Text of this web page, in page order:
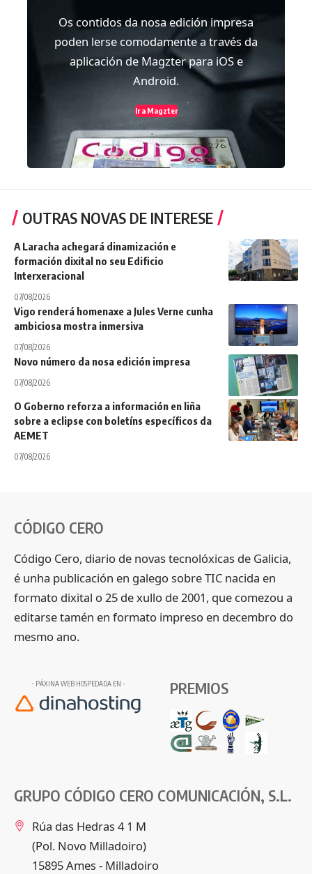
Os contidos da nosa edición impresa
poden lerse comodamente a través da
aplicación de Magzter para iOS e
Android.
Ir a Magzter
OUTRAS NOVAS DE INTERESE
A Laracha achegará dinamización e
formación dixital no seu Edificio
Interxeracional
07/08/2026
Vigo renderá homenaxe a Jules Verne cunha
ambiciosa mostra inmersiva
07/08/2026
Novo número da nosa edición impresa
07/08/2026
O Goberno reforza a información en liña
sobre a eclipse con boletíns específicos da
AEMET
07/08/2026
CÓDIGO CERO
Código Cero, diario de novas tecnolóxicas de Galicia,
é unha publicación en galego sobre TIC nacida en
formato dixital o 25 de xullo de 2001, que comezou a
editarse tamén en formato impreso en decembro do
mesmo ano.
- PÁXINA WEB HOSPEDADA EN - PREMIOS
GRUPO CÓDIGO CERO COMUNICACIÓN, S.L.
Rúa das Hedras 4 1 M
(Pol. Novo Milladoiro)
15895 Ames - Milladoiro